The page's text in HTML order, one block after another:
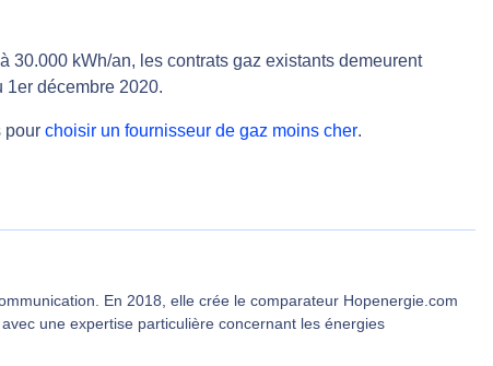
30.000 kWh/an, les contrats gaz existants demeurent
1er décembre 2020.
pour choisir un fournisseur de gaz moins cher.
En 2018, elle crée le comparateur Hopenergie.com
une expertise particulière concernant les énergies